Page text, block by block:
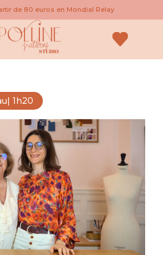
de 80 euros en Mondial Relay
étape par
| 1h20